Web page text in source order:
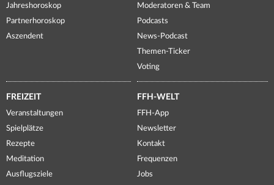
Jahreshoroskop
Partnerhoroskop
Aszendent
Moderatoren & Team
Podcasts
News-Podcast
Themen-Ticker
Voting
FREIZEIT
Veranstaltungen
Spielplätze
Rezepte
Meditation
Ausflugsziele
FFH-WELT
FFH-App
Newsletter
Kontakt
Frequenzen
Jobs